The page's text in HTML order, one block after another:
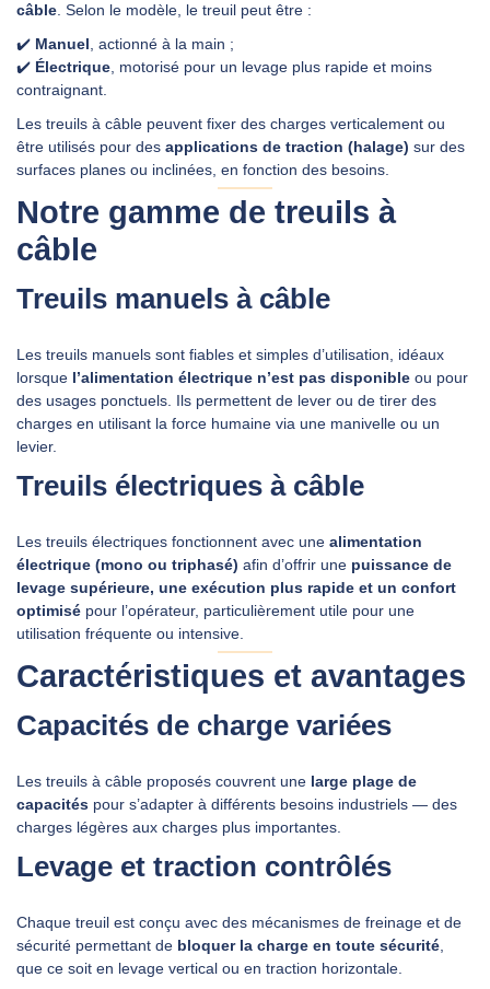
câble. Selon le modèle, le treuil peut être :
✔️ Manuel, actionné à la main ;
✔️ Électrique, motorisé pour un levage plus rapide et moins
contraignant.
Les treuils à câble peuvent fixer des charges verticalement ou
être utilisés pour des applications de traction (halage) sur des
surfaces planes ou inclinées, en fonction des besoins.
Notre gamme de treuils à
câble
Treuils manuels à câble
Les treuils manuels sont fiables et simples d’utilisation, idéaux
lorsque l’alimentation électrique n’est pas disponible ou pour
des usages ponctuels. Ils permettent de lever ou de tirer des
charges en utilisant la force humaine via une manivelle ou un
levier.
Treuils électriques à câble
Les treuils électriques fonctionnent avec une alimentation
électrique (mono ou triphasé) afin d’offrir une puissance de
levage supérieure, une exécution plus rapide et un confort
optimisé pour l’opérateur, particulièrement utile pour une
utilisation fréquente ou intensive.
Caractéristiques et avantages
Capacités de charge variées
Les treuils à câble proposés couvrent une large plage de
capacités pour s’adapter à différents besoins industriels — des
charges légères aux charges plus importantes.
Levage et traction contrôlés
Chaque treuil est conçu avec des mécanismes de freinage et de
sécurité permettant de bloquer la charge en toute sécurité
que ce soit en levage vertical ou en traction horizontale.